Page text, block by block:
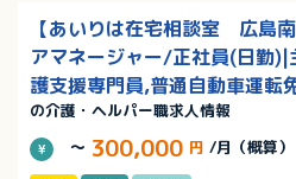
【あいりは在宅相談室 広島
アマネージャー/正社員(日勤)|
護支援専門員,普通自動車運転
の介護・ヘルパー職求人情報
～ 300,000 円 /月（概算）